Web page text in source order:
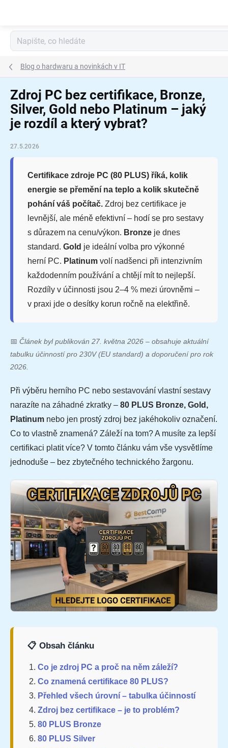
Blog o hardwaru a novinkách v IT
Zdroj PC bez certifikace, Bronze,
Silver, Gold nebo Platinum – jaký
je rozdíl a který vybrat?
27.5.2026
Certifikace zdroje PC (80 PLUS) říká, kolik
energie se přemění na teplo a kolik skutečně
pohání váš počítač. Zdroj bez certifikace je
levnější, ale méně efektivní – hodí se pro sestavy
s důrazem na cenu/výkon. Bronze je dnes
standard. Gold je ideální volba pro výkonné
herní PC. Platinum volí nadšenci při intenzivním
každodenním používání a chtějí mít to nejlepší.
Rozdíly v účinnosti jsou 2–4 % mezi úrovněmi –
v praxi jde o desítky korun ročně na elektřině.
📅 Článek byl publikován 27. května 2026 – obsahuje aktuální
tabulku účinností pro 230V (EU standard) a doporučení pro rok
2026.
Při výběru herního PC nebo sestavování vlastní sestavy
narazíte na záhadné zkratky – 80 PLUS Bronze, Gold,
Platinum nebo jen prostý zdroj bez jakéhokoliv označení.
Co to vlastně znamená? Záleží na tom? A musíte za lepší
certifikaci platit více? V tomto článku vám vše vysvětlíme
jednoduše – bez zbytečného technického žargonu.
📋 Obsah článku
Co je zdroj PC a proč na něm záleží?
Co znamená certifikace 80 PLUS?
Přehled všech úrovní – tabulka účinností
Zdroj bez certifikace – je to problém?
80 PLUS Bronze
80 PLUS Silver